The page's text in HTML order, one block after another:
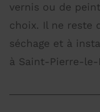
vernis ou de
choix. Il ne reste
séchage et à
à Saint-Pierre-le-